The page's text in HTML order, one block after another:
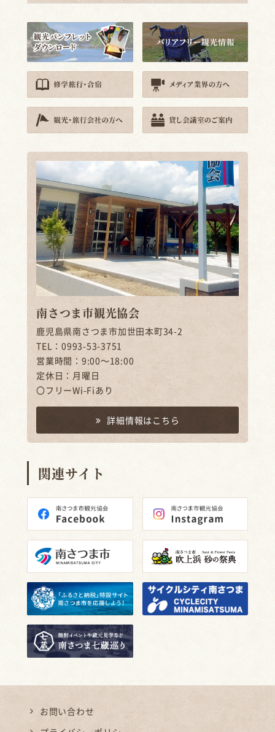
南さつま市観光協会
鹿児島県南さつま市加世田本町34-2
TEL：0993-53-3751
営業時間：9:00～18:00
定休日：月曜日
〇フリーWi-Fiあり
詳細情報はこちら
関連サイト
お問い合わせ